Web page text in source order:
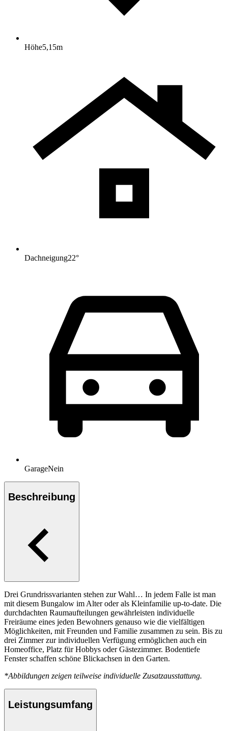
Höhe5,15m
Dachneigung22°
GarageNein
Beschreibung
Drei Grundrissvarianten stehen zur Wahl… In jedem Falle ist man
mit diesem Bungalow im Alter oder als Kleinfamilie up-to-date. Die
durchdachten Raumaufteilungen gewährleisten individuelle
Freiräume eines jeden Bewohners genauso wie die vielfältigen
Möglichkeiten, mit Freunden und Familie zusammen zu sein. Bis zu
drei Zimmer zur individuellen Verfügung ermöglichen auch ein
Homeoffice, Platz für Hobbys oder Gästezimmer. Bodentiefe
Fenster schaffen schöne Blickachsen in den Garten.
*Abbildungen zeigen teilweise individuelle Zusatzausstattung.
Leistungsumfang